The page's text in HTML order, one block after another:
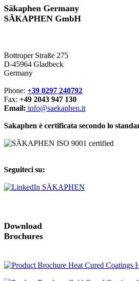
Säkaphen Germany
SÄKAPHEN GmbH
Bottroper Straße 275
D-45964 Gladbeck
Germany
Phone: +39 0297 240792
Fax: +49 2043 947 130
Email: info@saekaphen.it
Sakaphen è certificata secondo lo
Seguiteci su:
Download
Brochures